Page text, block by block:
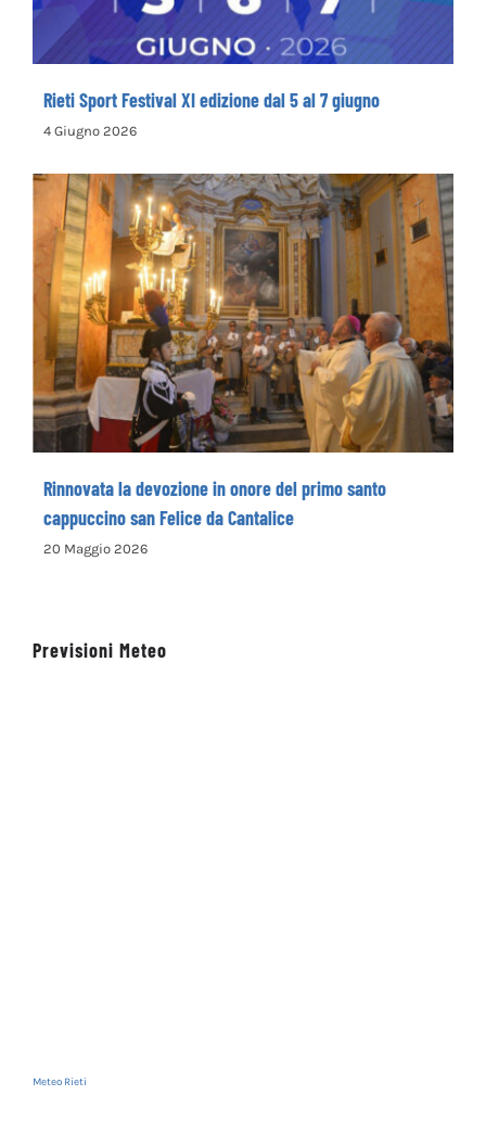
Rieti Sport Festival XI edizione dal 5 al 7 giugno
4 Giugno 2026
Rinnovata la devozione in onore del primo
santo cappuccino san Felice da Cantalice
Rinnovata la devozione in onore del primo santo
cappuccino san Felice da Cantalice
20 Maggio 2026
Previsioni Meteo
Meteo Rieti